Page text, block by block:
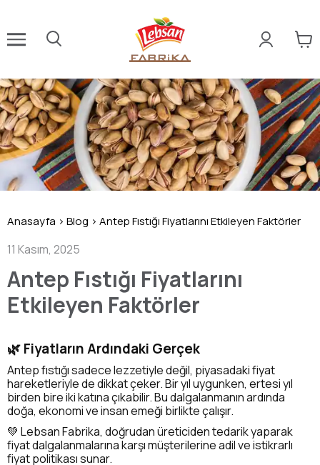
Anasayfa > Blog > Antep Fıstığı Fiyatlarını Etkileyen Faktörler
11 Kasım, 2025
Antep Fıstığı Fiyatlarını
Etkileyen Faktörler
🌿 Fiyatların Ardındaki Gerçek
Antep fıstığı sadece lezzetiyle değil, piyasadaki fiyat
hareketleriyle de dikkat çeker. Bir yıl uygunken, ertesi yıl
birden bire iki katına çıkabilir. Bu dalgalanmanın ardında
doğa, ekonomi ve insan emeği birlikte çalışır.
💚 Lebsan Fabrika, doğrudan üreticiden tedarik yaparak
fiyat dalgalanmalarına karşı müşterilerine adil ve istikrarlı
fiyat politikası sunar.